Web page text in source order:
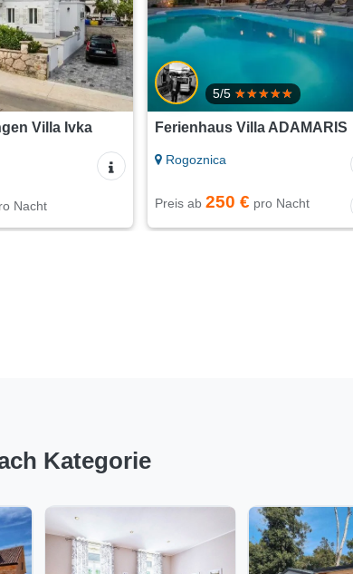
Villa Ivka
Nacht
5/5
Ferienhaus Villa ADAMARIS
Rogoznica
Preis ab 250 € pro Nacht
Kategorie